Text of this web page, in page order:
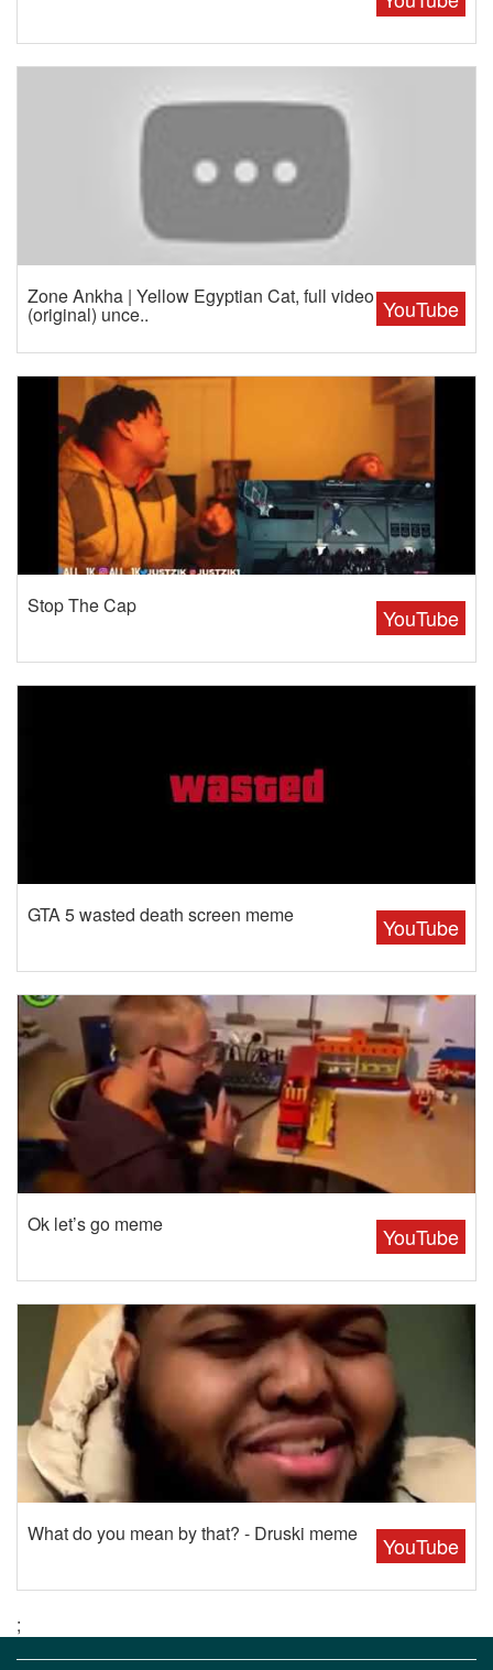
YouTube
Zone Ankha | Yellow Egyptian Cat, full video
(original) unce..
YouTube
Stop The Cap
YouTube
GTA 5 wasted death screen meme
YouTube
Ok let’s go meme
YouTube
What do you mean by that? - Druski meme
;